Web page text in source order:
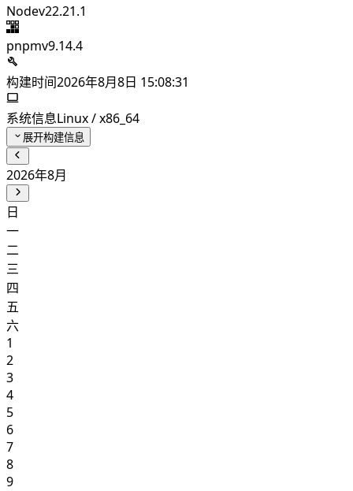
Nodev22.21.1
pnpmv9.14.4
构建时间2026年8月8日 15:08:31
系统信息Linux / x86_64
展开构建信息
2026年8月
日
一
二
三
四
五
六
1
2
3
4
5
6
7
8
9